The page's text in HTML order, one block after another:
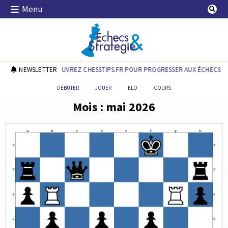
Skip
Menu
Echecs & Stratégie
NEWSLETTERDÉCOUVREZ CHESSTIPS.FR POUR PROGRESSER AUX ÉCHECS !
DÉBUTER JOUER ELO COURS
Mois : mai 2026